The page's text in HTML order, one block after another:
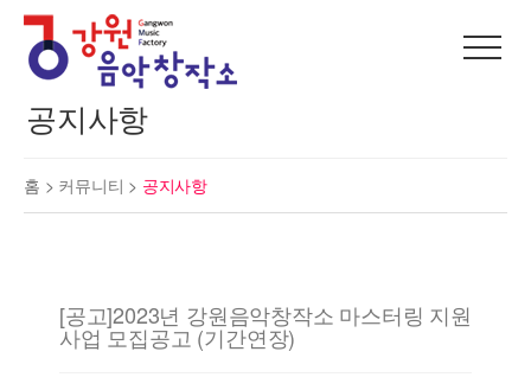
공지사항
홈 > 커뮤니티 > 공지사항
[공고]2023년 강원음악창작소 마스터링 지원
사업 모집공고 (기간연장)